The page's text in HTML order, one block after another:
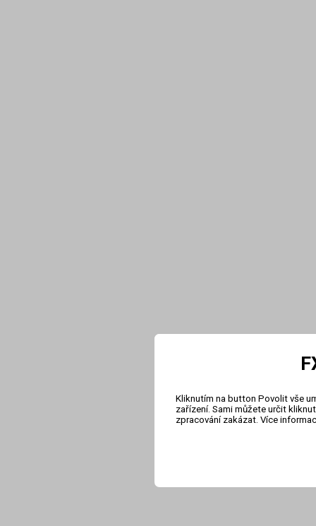
Kliknutím na button Povolit vše
zařízení. Sami můžete určit
zpracování zakázat. Více